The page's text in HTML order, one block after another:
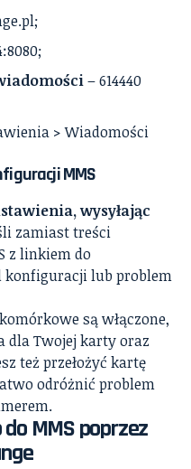
– 614440
> Wiadomości
MMS
wysyłając
zamiast treści
z linkiem do
konfiguracji lub problem
są włączone,
dla Twojej karty oraz
też przełożyć kartę
odróżnić problem
MMS poprzez